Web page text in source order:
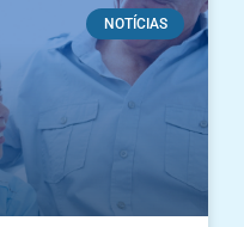
NOTÍCIAS